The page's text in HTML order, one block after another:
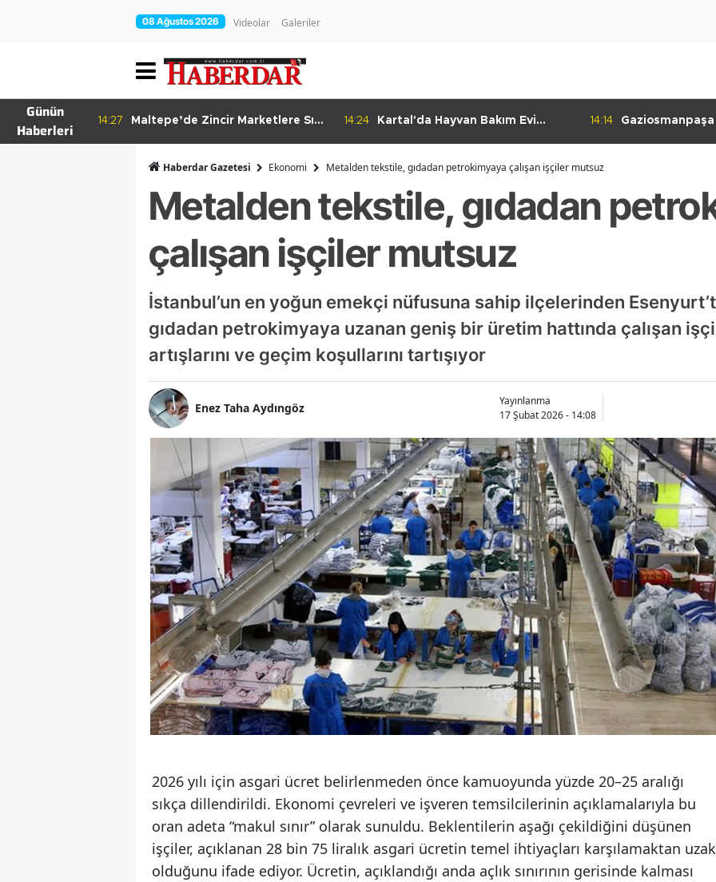
08 Ağustos 2026 Videolar Galeriler
Günün
Haberleri
14:27
Maltepe’de Zincir Marketlere Sıkı
14:24
Kartal'da Hayvan Bakım Evi
14:14
Haberdar Gazetesi Ekonomi Metalden tekstile, gıdadan petrokimyaya çalışan işçiler mutsuz
Metalden tekstile, gıdadan
çalışan işçiler mutsuz
İstanbul’un en yoğun emekçi nüfusuna sahip ilçelerinden
gıdadan petrokimyaya uzanan geniş bir üretim hattında çalışan
artışlarını ve geçim koşullarını tartışıyor
Enez Taha Aydıngöz
Yayınlanma
17 Şubat 2026 - 14:08
2026 yılı için asgari ücret belirlenmeden önce kamuoyunda yüzde 20–25 aralığı
sıkça dillendirildi. Ekonomi çevreleri ve işveren temsilcilerinin açıklamalarıyla bu
oran adeta “makul sınır” olarak sunuldu. Beklentilerin aşağı çekildiğini düşünen
işçiler, açıklanan 28 bin 75 liralık asgari ücretin temel ihtiyaçları karşılamaktan uzak
olduğunu ifade ediyor. Ücretin, açıklandığı anda açlık sınırının gerisinde kalması